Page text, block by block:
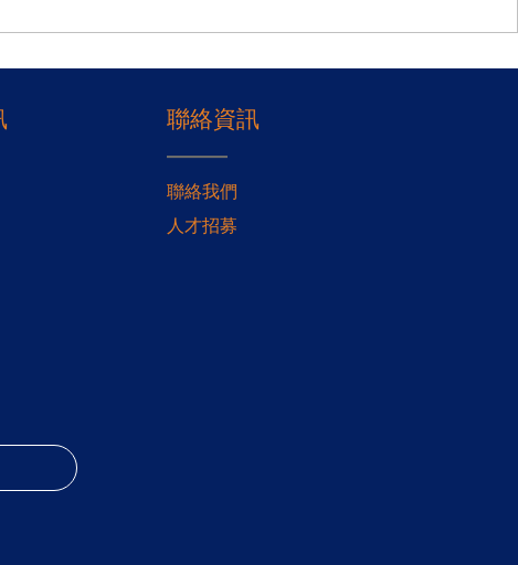
聯絡資訊
聯絡我們
人才招募